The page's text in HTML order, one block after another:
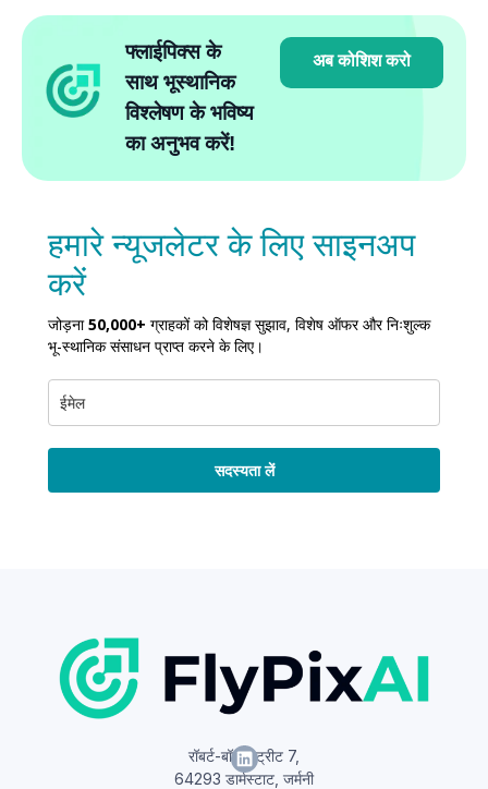
फ्लाईपिक्स के
साथ भूस्थानिक
विश्लेषण के भविष्य
का अनुभव करें!
अब कोशिश करो
हमारे न्यूजलेटर के लिए साइनअप
करें
जोड़ना50,000+ ग्राहकों को विशेषज्ञ सुझाव, विशेष ऑफर और निःशुल्क
भू-स्थानिक संसाधन प्राप्त करने के लिए।
सदस्यता लें
रॉबर्ट-बॉश-स्ट्रीट 7,
64293 डार्मस्टाट, जर्मनी